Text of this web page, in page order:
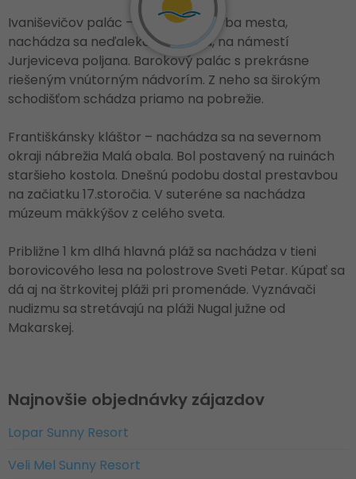
Ivaniševičov palác – najkrajšia stavba mesta,
nachádza sa neďaleko námestia, na námestí
Jurjeviceva poljana. Barokový palác s prekrásne
riešeným vnútorným nádvorím. Z neho sa širokým
schodišťom schádza priamo na pobrežie.
Františkánsky kláštor – nachádza sa na severnom
okraji nábrežia Malá obala. Bol postavený na ruinách
staršieho kostola. Dnešnú podobu dostal prestavbou
na začiatku 17.storočia. V suteréne sa nachádza
múzeum mäkkýšov z celého sveta.
Približne 1 km dlhá hlavná pláž sa nachádza v tieni
borovicového lesa na polostrove Sveti Petar. Kúpať sa
dá aj na štrkovitej pláži pri promenáde. Vyznávači
nudizmu sa stretávajú na pláži Nugal južne od
Makarskej.
Najnovšie objednávky zájazdov
Lopar Sunny Resort
Veli Mel Sunny Resort